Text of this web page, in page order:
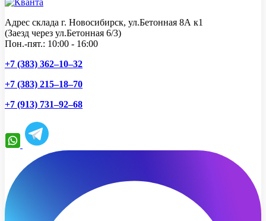
Адрес склада г. Новосибирск, ул.Бетонная 8А к1
(Заезд через ул.Бетонная 6/3)
Пон.-пят.: 10:00 - 16:00
+7 (383) 362–10–32
+7 (383) 215–18–70
+7 (913) 731–92–68